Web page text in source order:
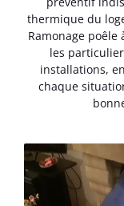
thermique du
Ramonage poêle
les
installations,
chaque